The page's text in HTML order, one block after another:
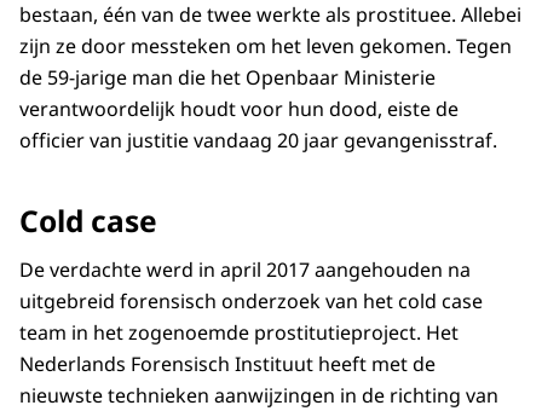
bestaan, één van de twee werkte als prostituee. Allebei
zijn ze door messteken om het leven gekomen. Tegen
de 59-jarige man die het Openbaar Ministerie
verantwoordelijk houdt voor hun dood, eiste de
officier van justitie vandaag 20 jaar gevangenisstraf.
Cold case
De verdachte werd in april 2017 aangehouden na
uitgebreid forensisch onderzoek van het cold case
team in het zogenoemde prostitutieproject. Het
Nederlands Forensisch Instituut heeft met de
nieuwste technieken aanwijzingen in de richting van